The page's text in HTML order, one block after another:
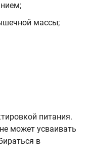
массы;
питания.
может усваивать
в